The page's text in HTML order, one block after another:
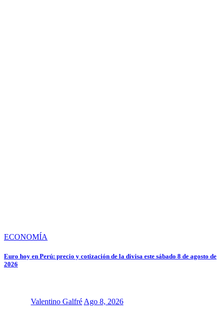
ECONOMÍA
Euro hoy en Perú: precio y cotización de la divisa este sábado 8 de agosto de
2026
Valentino GalfréAgo 8, 2026